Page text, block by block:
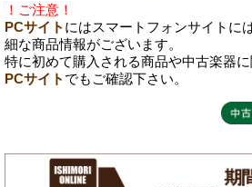
！ご注意！
PCサイト にはスマートフォンサイトに
細な商品情報がございます。
特に初めて購入される商品や中古楽器
PCサイト でもご確認下さい。